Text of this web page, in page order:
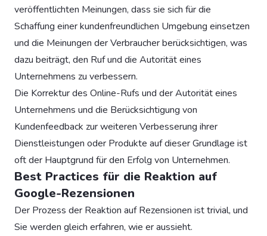
veröffentlichten Meinungen, dass sie sich für die
Schaffung einer kundenfreundlichen Umgebung einsetzen
und die Meinungen der Verbraucher berücksichtigen, was
dazu beiträgt, den Ruf und die Autorität eines
Unternehmens zu verbessern.
Die Korrektur des Online-Rufs und der Autorität eines
Unternehmens und die Berücksichtigung von
Kundenfeedback zur weiteren Verbesserung ihrer
Dienstleistungen oder Produkte auf dieser Grundlage ist
oft der Hauptgrund für den Erfolg von Unternehmen.
Best Practices für die Reaktion auf
Google-Rezensionen
Der Prozess der Reaktion auf Rezensionen ist trivial, und
Sie werden gleich erfahren, wie er aussieht.